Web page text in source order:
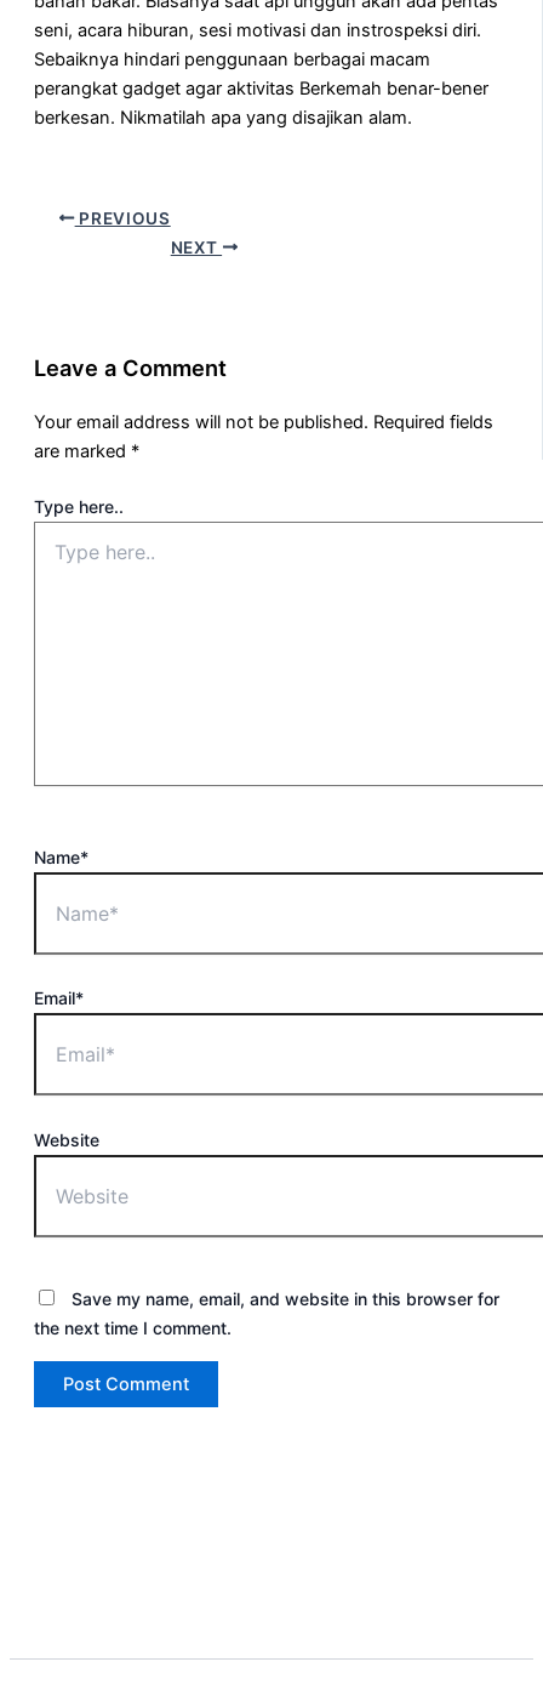
seni, acara hiburan, sesi motivasi dan instrospeksi diri.
Sebaiknya hindari penggunaan berbagai macam
perangkat gadget agar aktivitas Berkemah benar-bener
berkesan. Nikmatilah apa yang disajikan alam.
PREVIOUS
NEXT
Leave a Comment
Your email address will not be published. Required fields
are marked *
Type here..
Name*
Email*
Website
Save my name, email, and website in this browser for
the next time I comment.